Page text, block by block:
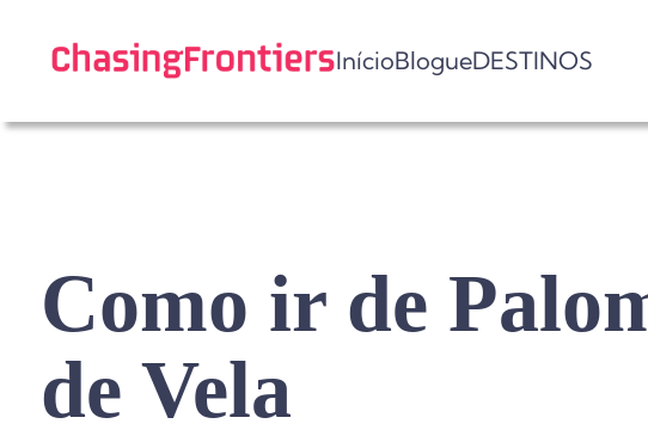
content
InícioBlogueDESTINOS
Como ir de
de Vela